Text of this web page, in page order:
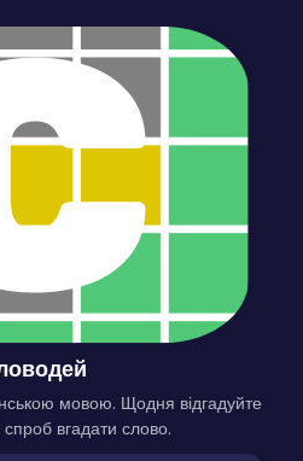
мовою. Щодня відгадуйте
вгадати слово.